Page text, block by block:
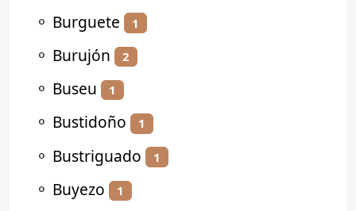
⚬ Burguete 1
⚬ Burujón 2
⚬ Buseu 1
⚬ Bustidoño 1
⚬ Bustriguado 1
⚬ Buyezo 1